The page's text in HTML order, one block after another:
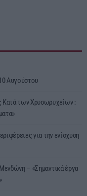
Αυγούστου
Κατά των Χρυσωρυχείων :
για την ενίσχυση
– «Σημαντικά έργα